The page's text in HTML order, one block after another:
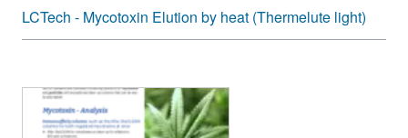
LCTech - Mycotoxin Elution by heat (Thermelute light)